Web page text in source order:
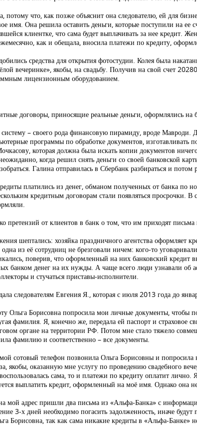
потому что, как позже объяснит она следователю, ей для
имя. Она решила оставить деньги, которые поступили на ее
клиентке, что сама будет выплачивать за нее кредит.
как и обещала, вносила платежи по кредиту,
средства для открытия фотостудии. Колея была
вечеринке», якобы, на свадьбу. Получив на свой счет
лицензионным оборудованием.
договоры, приносящие реальные деньги, оформлялись
– своего рода финансовую пирамиду, вроде Мавроди.
программы по обработке документов,
которая должна была искать копии документов
когда решил снять деньги со своей банковской
Галина отправилась в Сбербанк разбираться и потом
платились из денег, обманом полученных от банка по
кредитным договорам стали появляться просрочки.
претензий от клиентов в банк о том, что им приходят
шептались: хозяйка праздничного агентства оформляет
из её сотрудниц не брезговали ничем: кого-то
поверив, что оформленный на них банковский
банком денег на их нужды. А чаще всего люди узнавали об
и стучаться приставы-исполнители.
следователям Евгения Я., которая с июля 2013 года до
Ольга Борисовна попросила мои личные документы, чтобы
фамилия. Я, конечно же, передала ей паспорт и страховое
органе на территории РФ. Потом мне стало тяжело
фамилию и соответственно – все документы.
сотовый телефон позвонила Ольга Борисовны и
якобы, оказанную мне услугу по проведению свадебного
сама, то и платежи по кредиту оплатит
выплатить кредит, оформленный на моё имя. Однако она
мой адрес пришли два письма из «Альфа-Банка» с
3-х дней необходимо погасить задолженность, иначе
Борисовна, так как сама никакие кредиты в «Альфа-Банке»